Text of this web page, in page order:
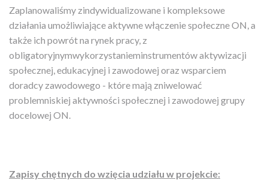
Zaplanowaliśmy zindywidualizowane i kompleksowe
działania umożliwiające aktywne włączenie społeczne ON, a
także ich powrót na rynek pracy, z
obligatoryjnymwykorzystanieminstrumentów aktywizacji
społecznej, edukacyjnej i zawodowej oraz wsparciem
doradcy zawodowego - które mają zniwelować
problemniskiej aktywności społecznej i zawodowej grupy
docelowej ON.
Zapisy chętnych do wzięcia udziału w projekcie: